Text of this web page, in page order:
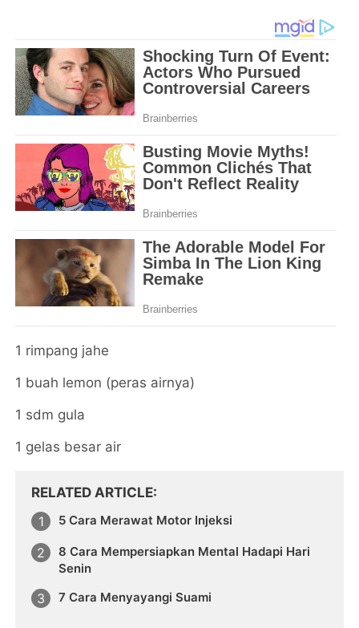
1 rimpang jahe
1 buah lemon (peras airnya)
1 sdm gula
1 gelas besar air
RELATED ARTICLE
5 Cara Merawat Motor Injeksi
8 Cara Mempersiapkan Mental Hadapi Hari
Senin
7 Cara Menyayangi Suami